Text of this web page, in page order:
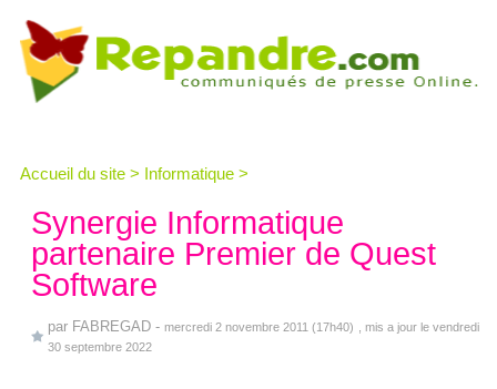
Accueil du site > Informatique >
Synergie Informatique
partenaire Premier de Quest
Software
par FABREGAD - mercredi 2 novembre 2011 (17h40)
, mis a jour le vendredi
30 septembre 2022